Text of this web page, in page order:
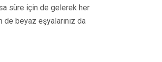
süre için de gelerek her
beyaz eşyalarınız da